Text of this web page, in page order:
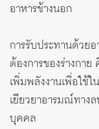
อาหารข้างนอก
การรับประทานด้วย
ต้องการของร่างกา
เพิ่มพลังงานเพื่อใช้
เยียวยาอารมณ์ทาง
บุคคล